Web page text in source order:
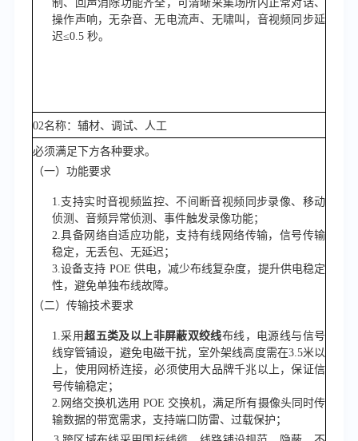
制、回声消除功能齐全，可清晰采集场所内正常对话、
操作声响，无杂音、无电流声、无啸叫，音视频同步延
迟≤0.5 秒。
02名称：辅材、调试、人工
必须满足下方各种要求。
（一） 功能要求
1.支持实时音视频监控、不间断音视频同步录像、移动
侦测、音频异常侦测、事件触发录像功能；
2.具备网络自适应功能，支持有线网络传输，信号传输
稳定，无丢包、无延迟；
3.设备支持 POE 供电，减少布线复杂度，提升供电稳定
性，避免单独布线故障。
（二） 传输技术要求
1.采用超五类及以上非屏蔽双绞线布线，电源线与信号
线穿管铺设，避免电磁干扰， 室外架线高度需在3.5米以
上，使用网桥连接，必须使用大品牌千兆以上，保证信
号传输稳定；
2. 网络交换机选用 POE 交换机，满足所有摄像头同时传
输数据的带宽需求，支持端口防雷、过载保护；